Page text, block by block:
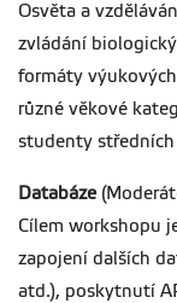
Osvěta a
zvládání
formáty
různé věkové
studenty
Databáze
Cílem workshopu
zapojení dalších
atd.), poskytnutí